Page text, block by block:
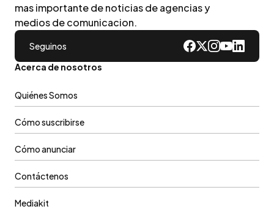
mas importante de noticias de agencias y
medios de comunicacion.
Seguinos
Acerca de nosotros
Quiénes Somos
Cómo suscribirse
Cómo anunciar
Contáctenos
Mediakit